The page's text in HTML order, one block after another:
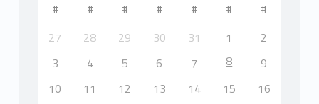
# # # # # # #
27 28 29 30 31 1
2
3
4 5 6 7 8
9
10
11 12 13 14 15
16